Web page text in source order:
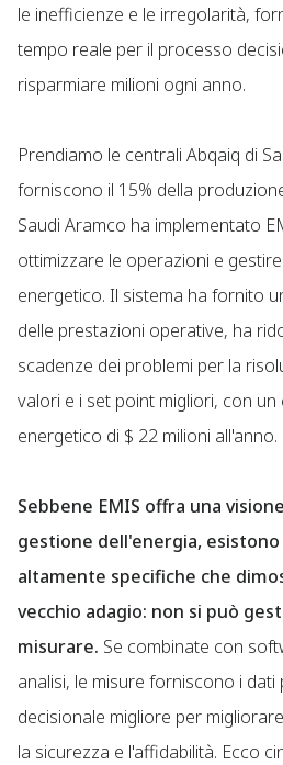
le inefficienze e le irregolarità,
tempo reale per il processo
risparmiare milioni ogni anno.
Prendiamo le centrali Abqaiq di
forniscono il 15% della
Saudi Aramco ha implementato
ottimizzare le operazioni e
energetico. Il sistema ha fornito
delle prestazioni operative, ha
scadenze dei problemi per la
valori e i set point migliori, con
energetico di $ 22 milioni all'anno.
Sebbene EMIS offra una
gestione dell'energia,
altamente specifiche che
vecchio adagio: non si può
misurare. Se combinate con
analisi, le misure forniscono i
decisionale migliore per
la sicurezza e l'affidabilità. Ecco